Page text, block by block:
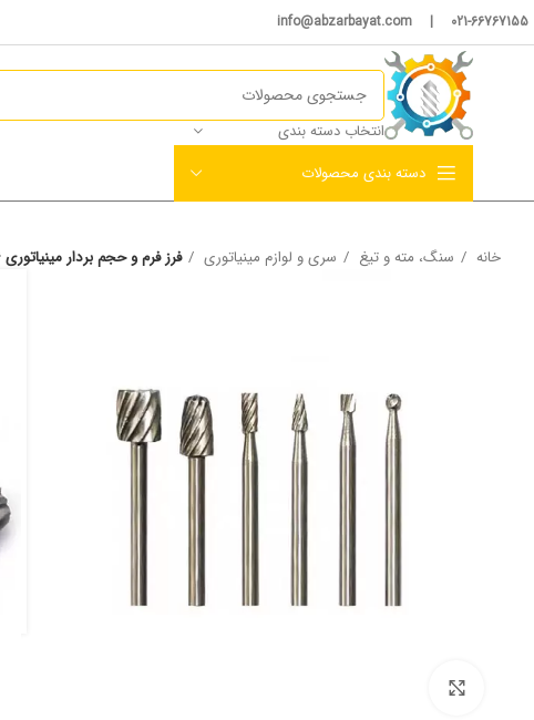
021-66767155 | info@abzarbayat.com
انتخاب دسته بندی
دسته بندی محصولات
خانه سنگ، مته و تیغ سری و لوازم مینیاتوری فرز فرم و حجم بردار مینیاتوری 6 عددی